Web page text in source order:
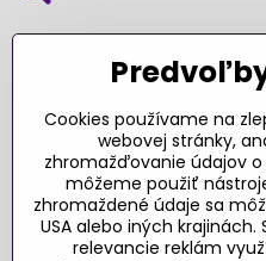
Ďakujeme za
Sme slovenský e-
vďaka vám –
Cookies používame na
webovej stránky,
zhromažďovanie údajov
môžeme použiť
zhromaždené údaje sa
USA alebo iných
relevancie reklám